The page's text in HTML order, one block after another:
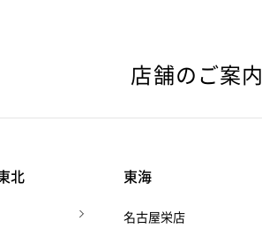
店舗のご案内
北 東海
名古屋栄店